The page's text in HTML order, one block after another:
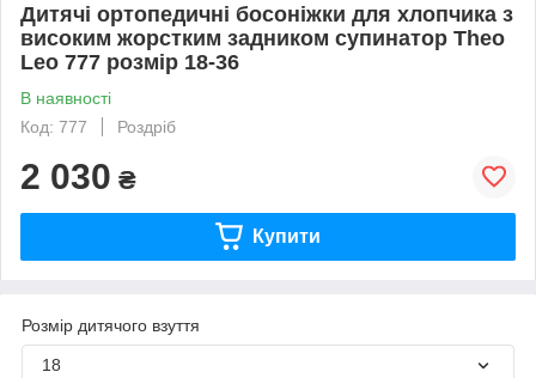
Дитячі ортопедичні босоніжки для хлопчика з
високим жорстким задником супинатор Theo
Leo 777 розмір 18-36
В наявності
Код: 777
Роздріб
2 030 ₴
Купити
Розмір дитячого взуття
18